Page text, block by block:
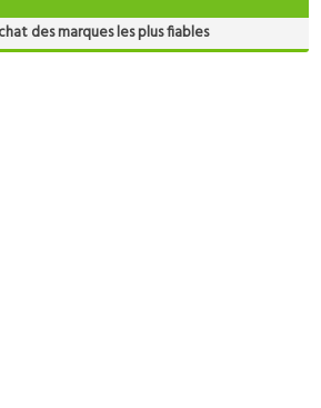
des marques les plus fiables